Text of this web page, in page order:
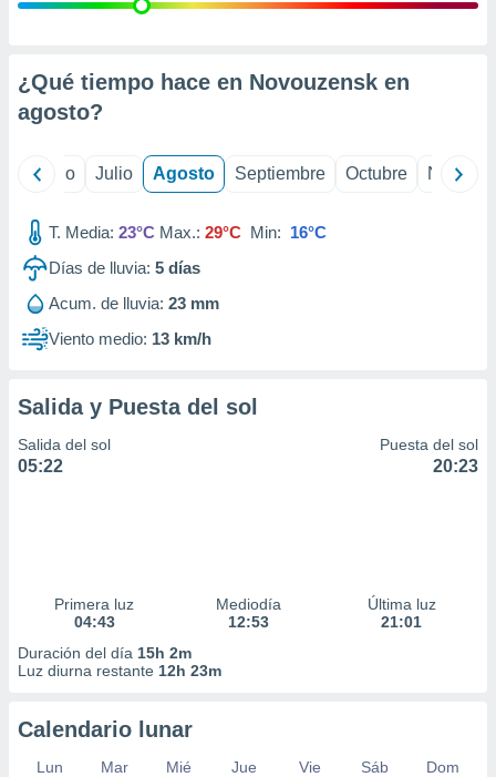
e
mediante
publicidad
de
1199
¿Qué tiempo hace en Novouzensk en
agosto?
Junio Julio Agosto Septiembre Octubre
T. Media: 23°C Max.: 29°C Min: 16°C
Días de lluvia: 5 días
Acum. de lluvia: 23 mm
Viento medio: 13 km/h
Salida y Puesta del sol
Salida del sol
05:22
Puesta del sol
20:23
Primera luz
04:43
Mediodía
12:53
Última luz
21:01
Duración del día 15h 2m
Luz diurna restante 12h 23m
Calendario lunar
Lun Mar Mié Jue Vie Sáb
Dom